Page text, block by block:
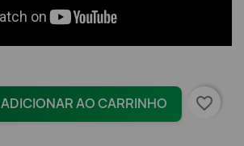
ADICIONAR AO CARRINHO favorite_border